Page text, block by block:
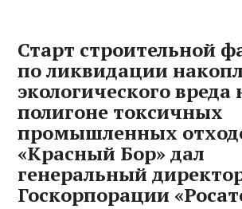
Старт строительной
по ликвидации
экологического вреда
полигоне токсичных
промышленных
«Красный Бор» дал
генеральный
Госкорпорации